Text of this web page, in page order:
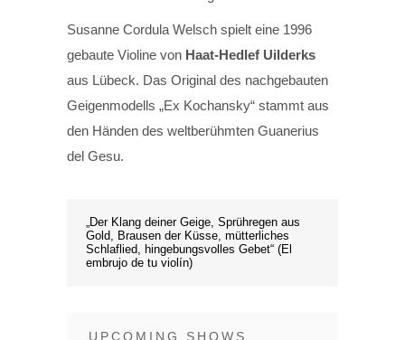
Susanne Cordula Welsch spielt eine 1996
gebaute Violine von Haat-Hedlef Uilderks
aus Lübeck. Das Original des nachgebauten
Geigenmodells „Ex Kochansky“ stammt aus
den Händen des weltberühmten Guanerius
del Gesu.
„Der Klang deiner Geige, Sprühregen aus
Gold, Brausen der Küsse, mütterliches
Schlaflied, hingebungsvolles Gebet“ (El
embrujo de tu violín)
UPCOMING SHOWS